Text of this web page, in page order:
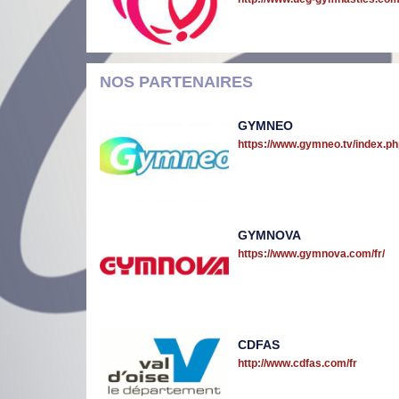
NOS PARTENAIRES
GYMNEO
https://www.gymneo.tv/
GYMNOVA
https://www.gymnova.com/fr/
CDFAS
http://www.cdfas.com/fr